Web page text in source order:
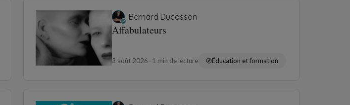
Bernard Ducosson
Affabulateurs
3 août 2026 1 min de lecture Éducation et formation